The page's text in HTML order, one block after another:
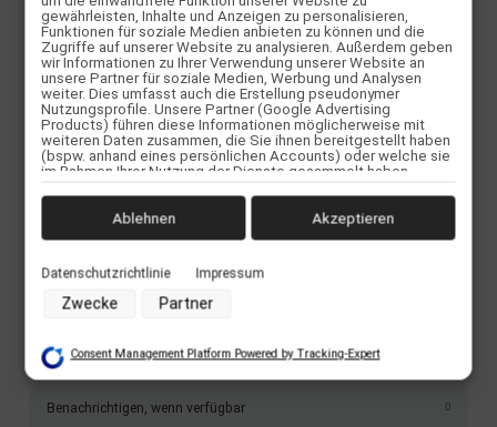
Länge: 42.8" / 109cm
Breite: 9" / 22,9cm
Wheelbase (innerer Abstand): 31.5" / 80cm
Gewicht Deck only: 1,4 - 1,6kg
Gewicht Complete: 3,2 - 3,4kg
Flex 1: 75 - 114+kg
Flex 2: 45 - 84+kg
Flex 3: 35 - 68+kg
PRODUKTVIDEO
Bewertungen
Benachrichtigen, wenn verfügbar
gewährleisten, Inhalte und Anzeigen zu personalisieren,
Funktionen für soziale Medien anbieten zu können und die
Zugriffe auf unserer Website zu analysieren. Außerdem geben
wir Informationen zu Ihrer Verwendung unserer Website an
unsere Partner für soziale Medien, Werbung und Analysen
weiter. Dies umfasst auch die Erstellung pseudonymer
Nutzungsprofile. Unsere Partner (Google Advertising
Products) führen diese Informationen möglicherweise mit
weiteren Daten zusammen, die Sie ihnen bereitgestellt haben
(bspw. anhand eines persönlichen Accounts) oder welche sie
im Rahmen Ihrer Nutzung der Dienste gesammelt haben
Nutzung von Cookies und Pixeln können Sie jederzeit
widerrufen, indem Sie auf den Datenschutz-Button links unten
klicken und dort die entsprechenden Anpassungen
Zwecke der Datenverarbeitung durch unsere Partner:
Speichern von oder Zugriff auf Informationen auf einem
Erstellung von Profilen für personalisierte Werbung
Verwendung von Profilen zur Auswahl personalisierter Werbung
Verwendung von Profilen zur Auswahl personalisierter Inhalte
Datenschutzrichtlinie Impressum
Zwecke Partner
Ablehnen Akzeptieren
Consent Management Platform Powered by Tracking-Expert